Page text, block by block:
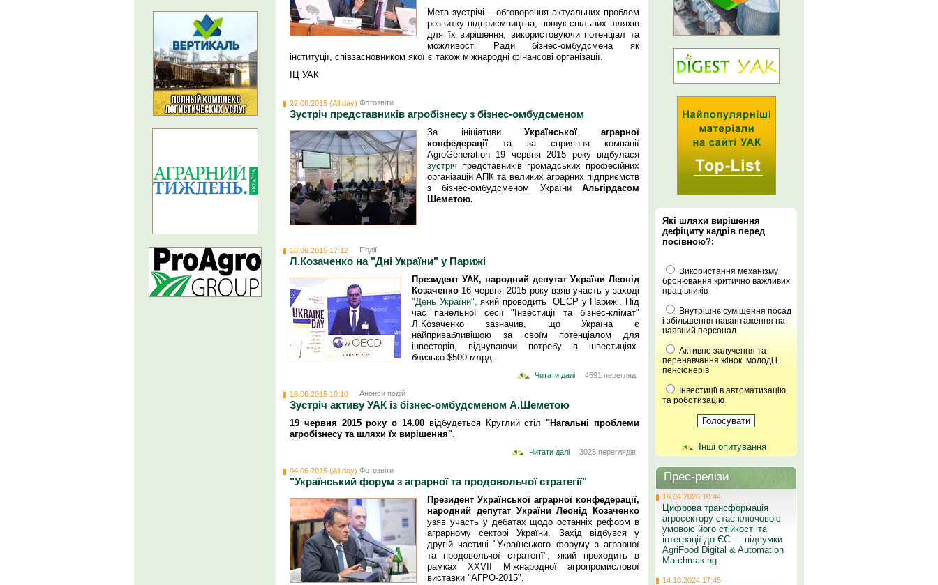
Мета зустрічі – обговорення актуальних проблем
розвитку підприємництва, пошук спільних шляхів
для їх вирішення, використовуючи потенціал та
можливості Ради бізнес-омбудсмена як
інституції, співзасновником якої є також міжнародні фінансові організації.
ІЦ УАК
22.06.2015 (All day) Фотозвіти
Зустріч представників агробізнесу з бізнес-омбудсменом
За ініціативиУкраїнської аграрної
конфедераціїта за сприяння компанії
AgroGeneration 19 червня 2015 року відбулася
зустріч представників громадських професійних
організацій АПК та великих аграрних підприємств
з бізнес-омбудсменом України Альгірдасом
Шеметою.
16.06.2015 17:12 Події
Л.Козаченко на "Дні України" у Парижі
Президент УАК, народний депутат України Леонід
Козаченко 16 червня 2015 року взяв участь у заході
"День України", який проводить ОЕСР у Парижі. Під
час панельної сесії "Інвестиції та бізнес-клімат"
Л.Козаченко зазначив, що Україна є
найпривабливішою за своїм потенціалом для
інвесторів, відчуваючи потребу в інвестиціях
близько $500 млрд.
Читати далі 4591 перегляд
16.06.2015 10:10 Анонси подій
Зустріч активу УАК із бізнес-омбудсменом А.Шеметою
19 червня 2015 року о 14.00 відбудеться Круглий стіл"Нагальні проблеми
агробізнесу та шляхи їх вирішення".
Читати далі 3025 переглядів
04.06.2015 (All day) Фотозвіти
"Український форум з аграрної та продовольчої стратегії"
Президент Української аграрної конфедерації,
народний депутат України Леонід Козаченко
узяв участь у дебатах щодо останніх реформ в
аграрному секторі України. Захід відбувся у
другій частині "Українського форуму з аграрної
та продовольчої стратегії", який проходить в
рамках XXVII Міжнародної агропромислової
виставки "АГРО-2015".
Які шляхи вирішення
дефіциту кадрів перед
посівною?:
Використання механізму
бронювання критично важливих
працівників
Внутрішнє суміщення посад
і збільшення навантаження на
наявний персонал
Активне залучення та
перенавчання жінок, молоді і
пенсіонерів
Інвестиції в автоматизацію
та роботизацію
Інші опитування
Прес-релізи
16.04.2026 10:44
Цифрова трансформація
агросектору стає ключовою
умовою його стійкості та
інтеграції до ЄС — підсумки
AgriFood Digital & Automation
Matchmaking
14.10.2024 17:45